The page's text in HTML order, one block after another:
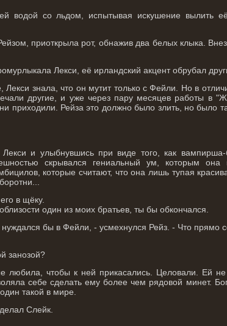
водой со льдом, испытывая искушение вылить
приоткрыла рот, обнажив два белых клыка.
Лекси, её ирландский акцент обрубал
Лекси знала, что он мутит только с Фейли. Но в
другие, и уже через пару месяцев работы в
приходили. Рейза это должно было злить, но было
и улыбнувшись при виде того, как вампирша-
скрывался гениальный ум, которым
которые считают, что она лишь тупая
в щёку.
один из моих братьев, ты бы обкончался.
бы в Фейли, - усмехнулся Рейз. - Что прямо
занозой?
чтобы к ней прикасались. Целовали. Ей не
себе сделать ему более чем рядовой минет.
такой в мире.
Слейк.